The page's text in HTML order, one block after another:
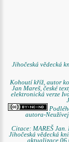
Jihočeská vědecká
Kohoutí kříž, autor
Jan Mareš, české
elektronická verze
autora-
Citace: MAREŠ Jan.
Jihočeská vědecká
aktualizace